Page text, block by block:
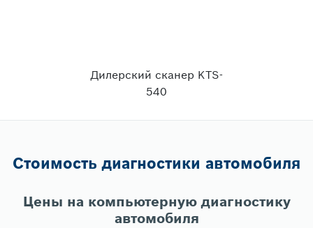
Дилерский сканер KTS-
540
Стоимость диагностики автомобиля
Цены на компьютерную диагностику
автомобиля